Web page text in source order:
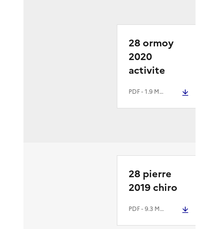
28 ormoy
2020
activite
PDF- 1.9 Mio
28 pierre
2019 chiro
PDF- 9.3 Mio